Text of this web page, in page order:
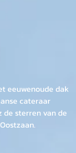
eeuwenoude dak
cateraar
de sterren van de